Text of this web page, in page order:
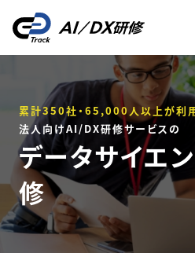
累計350社・65,000人以上が利
法人向けAI/DX研修サービスの
データサイエ
修